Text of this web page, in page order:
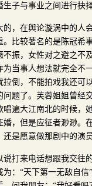
子与事业之间进行抉择
的，在舆论漩涡中的人
。比较著名的是陈冠希
不振，女性对之避之不
为当事人想法就完全不
拉倒，不能拍戏我还可
问题了。芙蓉姐姐曾经
唱遍大江南北的时候，
婚，但是应征者渺渺。
是愿意做那剧中的演员
说打来电话想跟我交往
：“天下第一无敌自信